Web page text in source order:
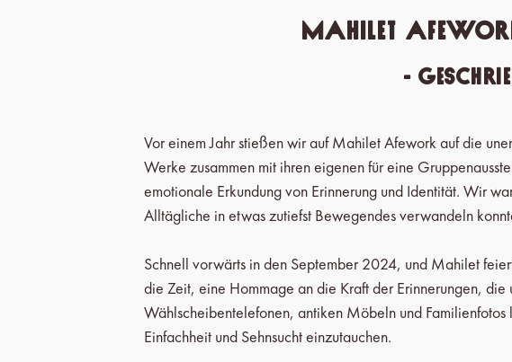
Mahilet
-
Vor einem Jahr stießen wir auf Mahilet Afework auf die
Werke zusammen mit ihren eigenen für eine
emotionale Erkundung von Erinnerung und Identität. Wir
Alltägliche in etwas zutiefst Bewegendes verwandeln
Schnell vorwärts in den September 2024, und Mahilet
die Zeit, eine Hommage an die Kraft der Erinnerungen,
Wählscheibentelefonen, antiken Möbeln und
Einfachheit und Sehnsucht einzutauchen.